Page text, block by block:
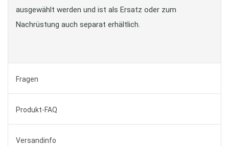
ausgewählt werden und ist als Ersatz oder zum
Nachrüstung auch separat erhältlich.
Fragen
Produkt-FAQ
Versandinfo